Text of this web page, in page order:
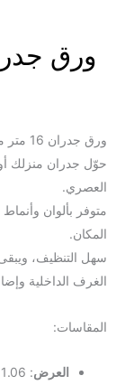
ورق جدران 16 متر مربع – رقم ‎7808-1
حوّل جدران منزلك
العصري.
متوفر بألوان
المكان.
سهل التنظيف،
الغرف الداخلية
المقاسات:
العرض: 1.06 سم